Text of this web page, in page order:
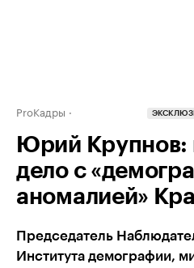
ProКадры
Юрий
дело с
аномалией»
Председатель
Института демографии,